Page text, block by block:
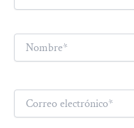
electrónico*